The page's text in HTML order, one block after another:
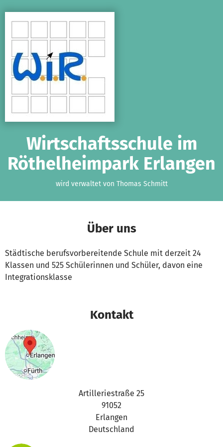
Wirtschaftsschule im
Röthelheimpark Erlangen
wird verwaltet von Thomas Schmitt
Über uns
Städtische berufsvorbereitende Schule mit derzeit 24
Klassen und 525 Schülerinnen und Schüler, davon eine
Integrationsklasse
Kontakt
Artilleriestraße 25
91052
Erlangen
Deutschland